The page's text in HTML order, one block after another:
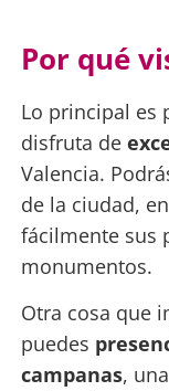
Por qué
Lo principal es
disfruta de
Valencia.
de la ciudad,
fácilmente sus
monumentos.
Otra cosa que
puedes
campanas,